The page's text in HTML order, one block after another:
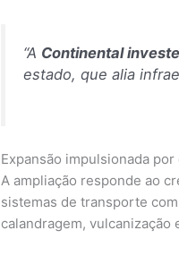
“A Continental investe
estado, que alia
Expansão impulsionada
A ampliação responde ao
sistemas de transporte
calandragem,